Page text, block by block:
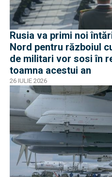
Rusia va primi noi
Nord pentru războiul
de militari vor sosi în
toamna acestui an
26 IULIE 2026